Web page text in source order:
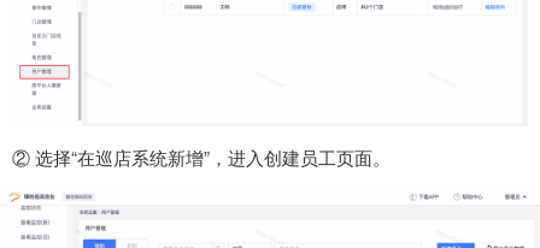
② 选择“在巡店系统新增”，进入创建员工页面。